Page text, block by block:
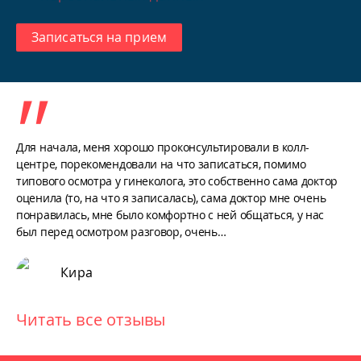
Как проходит выскабливание в клинике
Перед процедурой (на предварительной консультации)
поводу предстоящей манипуляции. Так как процедура
является хирургическим вмешательством, то врач назначит
ряд анализов, чтобы убедиться в безопасности проведения
процедуры. Как правило это мазок на микробиоциноз
(степень чистоты влагалища), исследование на инфекции,
СПИД, сифилис, гепатиты, клинический анализ крови,
Для проведения вмешательства под общим наркозом
которых можно ознакомится в соответствующем разделе
Записаться на прием
Для начала, меня хорошо проконсультировали в колл-
центре, порекомендовали на что записаться, помимо
типового осмотра у гинеколога, это собственно сама доктор
оценила (то, на что я записалась), сама доктор мне очень
понравилась, мне было комфортно с ней общаться, у нас
был перед осмотром разговор, очень…
Кира
Читать все отзывы